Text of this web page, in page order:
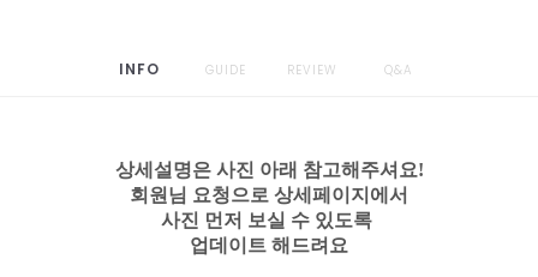
INFO GUIDE REVIEW Q&A
상세설명은 사진 아래 참고해주셔요!
회원님 요청으로 상세페이지에서
사진 먼저 보실 수 있도록
업데이트 해드려요